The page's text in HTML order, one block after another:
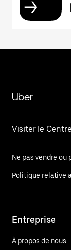
Uber
Visiter le
Ne pas vendre
Politique relative
Entreprise
À propos de nous